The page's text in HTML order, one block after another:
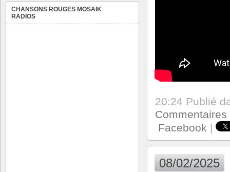
CHANSONS ROUGES MOSAIK
RADIOS
20:24 Publié
Commentaires
Facebook |
08/02/2025